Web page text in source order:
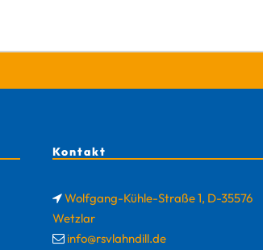
Kontakt
Wolfgang-Kühle-Straße 1, D-35576
Wetzlar
info@rsvlahndill.de